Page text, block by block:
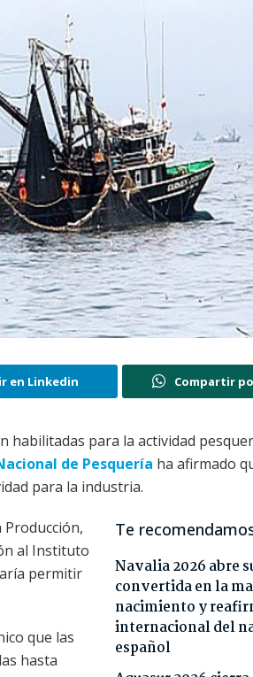
en Linkedin Compartir
habilitadas para la actividad
de Pesquería ha afirmado
para la industria.
Te
Navalia 2026 abre
convertida en la
nacimiento y
internacional del
español
al Instituto
permitir
que las
hasta